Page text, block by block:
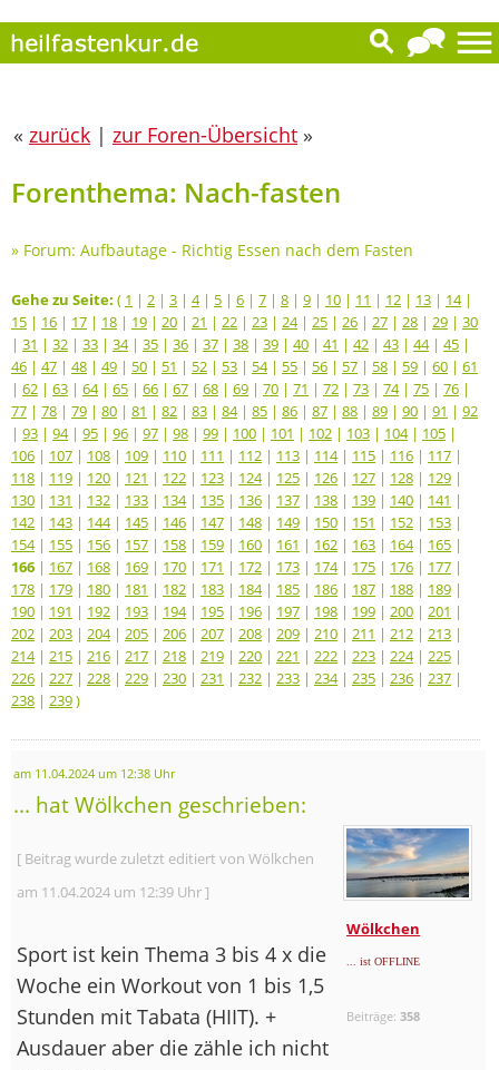
« zurück | zur Foren-Übersicht »
Forenthema: Nach-fasten
» Forum: Aufbautage - Richtig Essen nach dem Fasten
Gehe zu Seite: ( 1 | 2 | 3 | 4| 5 | 6 | 7 | 8 | 9 | 10 | 11 | 12 | 13 | 14|
15 | 16 | 17 | 18 | 19 | 20 | 21 | 22 | 23 | 24| 25 | 26 | 27 | 28 | 29 | 30
| 31 | 32 | 33 | 34| 35 | 36 | 37 | 38 | 39 | 40 | 41 | 42 | 43 | 44| 45 |
46 | 47 | 48 | 49 | 50 | 51 | 52 | 53 | 54| 55 | 56 | 57 | 58 | 59 | 60 | 61
| 62 | 63 | 64| 65 | 66 | 67 | 68 | 69 | 70 | 71 | 72 | 73 | 74| 75 | 76 |
77 | 78 | 79 | 80 | 81 | 82 | 83 | 84| 85 | 86 | 87 | 88 | 89 | 90 | 91 | 92
| 93 | 94| 95 | 96 | 97 | 98 | 99 | 100 | 101 | 102 | 103 | 104| 105 |
106 | 107 | 108 | 109 | 110 | 111 | 112 | 113 | 114| 115 | 116 | 117 |
118 | 119 | 120 | 121 | 122 | 123 | 124| 125 | 126 | 127 | 128 | 129 |
130 | 131 | 132 | 133 | 134| 135 | 136 | 137 | 138 | 139 | 140 | 141 |
142 | 143 | 144| 145 | 146 | 147 | 148 | 149 | 150 | 151 | 152 | 153 |
154| 155 | 156 | 157 | 158 | 159 | 160 | 161 | 162 | 163 | 164| 165 |
166 | 167 | 168 | 169 | 170 | 171 | 172 | 173 | 174| 175 | 176 | 177 |
178 | 179 | 180 | 181 | 182 | 183 | 184| 185 | 186 | 187 | 188 | 189 |
190 | 191 | 192 | 193 | 194| 195 | 196 | 197 | 198 | 199 | 200 | 201 |
202 | 203 | 204| 205 | 206 | 207 | 208 | 209 | 210 | 211 | 212 | 213 |
214| 215 | 216 | 217 | 218 | 219 | 220 | 221 | 222 | 223 | 224| 225 |
226 | 227 | 228 | 229 | 230 | 231 | 232 | 233 | 234| 235 | 236 | 237 |
238 | 239)
am 11.04.2024 um 12:38 Uhr
... hat Wölkchen geschrieben:
Wölkchen
... ist OFFLINE
Beiträge:358
[ Beitrag wurde zuletzt editiert von Wölkchen
am 11.04.2024 um 12:39 Uhr ]
Sport ist kein Thema 3 bis 4 x die
Woche ein Workout von 1 bis 1,5
Stunden mit Tabata (HIIT). +
Ausdauer aber die zähle ich nicht